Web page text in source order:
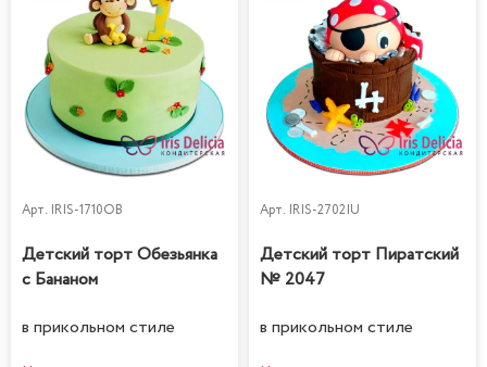
Арт. IRIS-1710OB
Детский торт Обезьянка
с Бананом
в прикольном стиле
Арт. IRIS-2702IU
Детский торт Пиратский
№ 2047
в прикольном стиле